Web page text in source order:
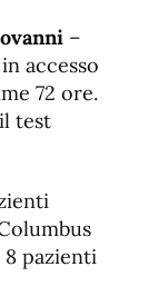
–
accesso
72 ore.
test
8 pazienti